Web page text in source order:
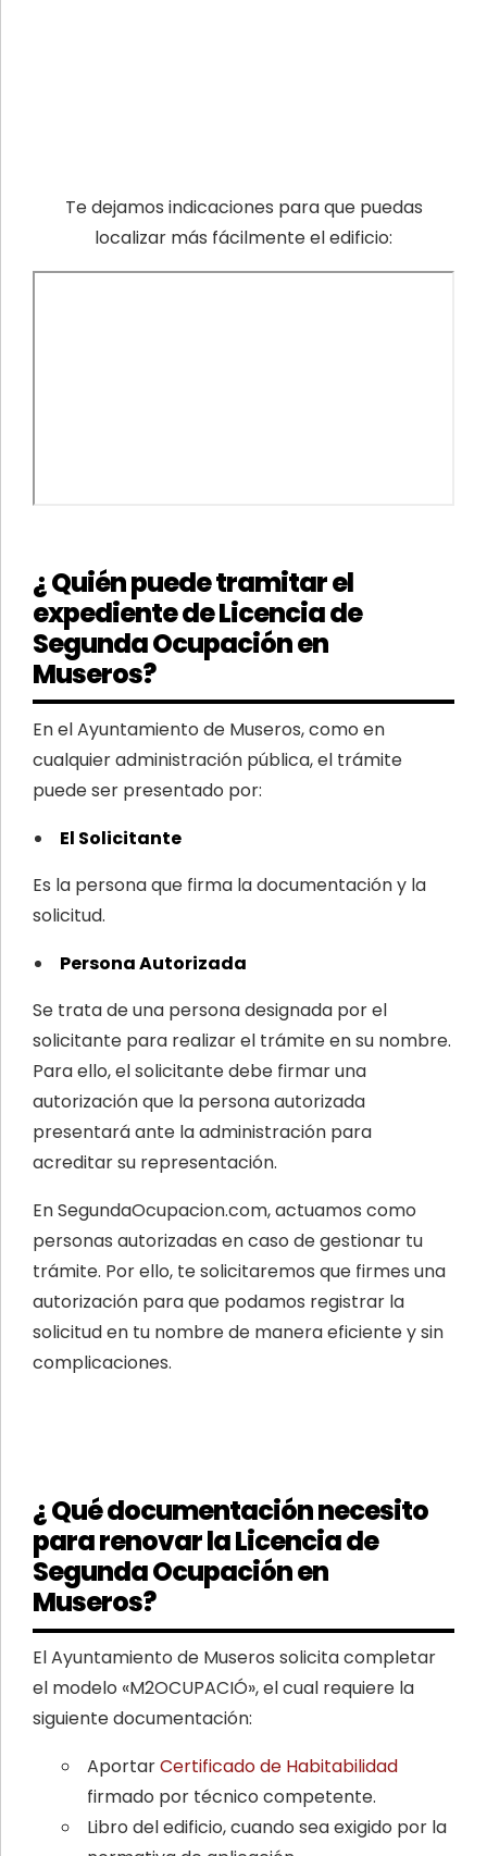
Te dejamos indicaciones para que puedas
localizar más fácilmente el edificio:
¿ Quién puede tramitar el
expediente de Licencia de
Segunda Ocupación en
Museros?
En el Ayuntamiento de Museros, como en
cualquier administración pública, el trámite
puede ser presentado por:
El Solicitante
Es la persona que firma la documentación y la
solicitud.
Persona Autorizada
Se trata de una persona designada por el
solicitante para realizar el trámite en su nombre.
Para ello, el solicitante debe firmar una
autorización que la persona autorizada
presentará ante la administración para
acreditar su representación.
En SegundaOcupacion.com, actuamos como
personas autorizadas en caso de gestionar tu
trámite. Por ello, te solicitaremos que firmes una
autorización para que podamos registrar la
solicitud en tu nombre de manera eficiente y sin
complicaciones.
¿ Qué documentación necesito
para renovar la Licencia de
Segunda Ocupación en
Museros?
El Ayuntamiento de Museros solicita completar
el modelo «M2OCUPACIÓ», el cual requiere la
siguiente documentación:
AportarCertificado de Habitabilidad
firmado por técnico competente.
Libro del edificio, cuando sea exigido por la